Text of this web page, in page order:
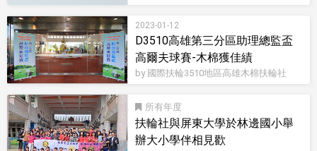
2023-01-12
D3510高雄第三分區助理總監盃
高爾夫球賽-木棉獲佳績
by 國際扶輪3510地區高雄木棉扶輪社
所有
扶輪社與屏東大學於林邊國小舉
辦大小學伴相見歡